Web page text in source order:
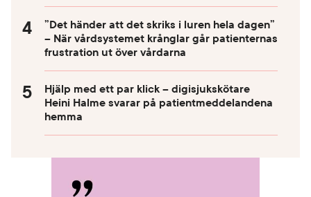
”Det händer att det skriks i luren hela dagen”
– När vårdsystemet krånglar går patienternas
frustration ut över vårdarna
Hjälp med ett par klick – digisjukskötare
Heini Halme svarar på patientmeddelandena
hemma